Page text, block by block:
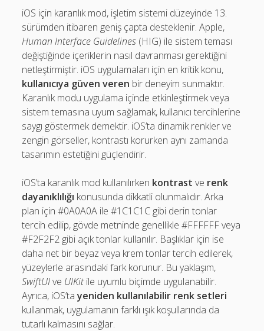
iOS için karanlık mod, işletim sistemi düzeyinde 13.
sürümden itibaren geniş çapta desteklenir. Apple,
Human Interface Guidelines (HIG) ile sistem teması
değiştiğinde içeriklerin nasıl davranması gerektiğini
netleştirmiştir. iOS uygulamaları için en kritik konu,
kullanıcıya güven veren bir deneyim sunmaktır.
Karanlık modu uygulama içinde etkinleştirmek veya
sistem temasına uyum sağlamak, kullanıcı tercihlerine
saygı göstermek demektir. iOS’ta dinamik renkler ve
zengin görseller, kontrastı korurken aynı zamanda
tasarımın estetiğini güçlendirir.
iOS’ta karanlık mod kullanılırken kontrast ve renk
dayanıklılığı konusunda dikkatli olunmalıdır. Arka
plan için #0A0A0A ile #1C1C1C gibi derin tonlar
tercih edilip, gövde metninde genellikle #FFFFFF veya
#F2F2F2 gibi açık tonlar kullanılır. Başlıklar için ise
daha net bir beyaz veya krem tonlar tercih edilerek,
yüzeylerle arasındaki fark korunur. Bu yaklaşım,
SwiftUIve UIKitile uyumlu biçimde uygulanabilir.
Ayrıca, iOS’tayeniden kullanılabilir renk setleri
kullanmak, uygulamanın farklı ışık koşullarında da
tutarlı kalmasını sağlar.